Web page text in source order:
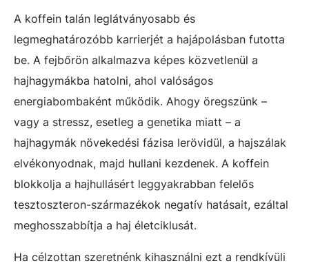
A koffein talán leglátványosabb és
legmeghatározóbb karrierjét a hajápolásban futotta
be. A fejbőrön alkalmazva képes közvetlenül a
hajhagymákba hatolni, ahol valóságos
energiabombaként működik. Ahogy öregszünk –
vagy a stressz, esetleg a genetika miatt – a
hajhagymák növekedési fázisa lerövidül, a hajszálak
elvékonyodnak, majd hullani kezdenek. A koffein
blokkolja a hajhullásért leggyakrabban felelős
tesztoszteron-származékok negatív hatásait, ezáltal
meghosszabbítja a haj életciklusát.
Ha célzottan szeretnénk kihasználni ezt a rendkívüli